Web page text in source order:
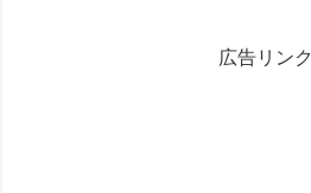
広告リンク